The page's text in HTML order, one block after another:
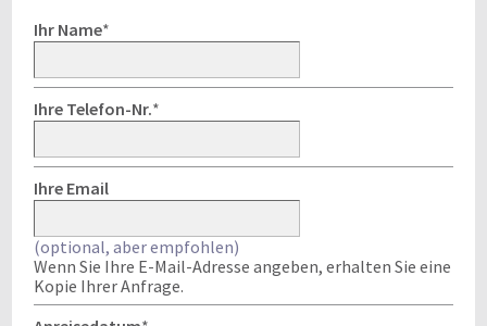
Ihr Name*
Ihre Telefon-Nr.*
Ihre Email
(optional, aber empfohlen)
Wenn Sie Ihre E-Mail-Adresse angeben, erhalten Sie eine
Kopie Ihrer Anfrage.